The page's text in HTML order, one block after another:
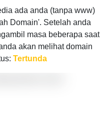
ada anda (tanpa www)
Domain'. Setelah anda
masa beberapa saat
akan melihat domain
Tertunda